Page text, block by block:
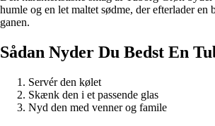
humle og en let maltet sødme, der efterlader en
ganen.
Sådan Nyder Du Bedst En
Servér den kølet
Skænk den i et passende glas
Nyd den med venner og famile